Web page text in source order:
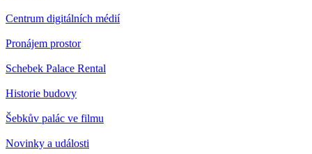
Centrum digitálních médií
Pronájem prostor
Schebek Palace Rental
Historie budovy
Šebkův palác ve filmu
Novinky a události